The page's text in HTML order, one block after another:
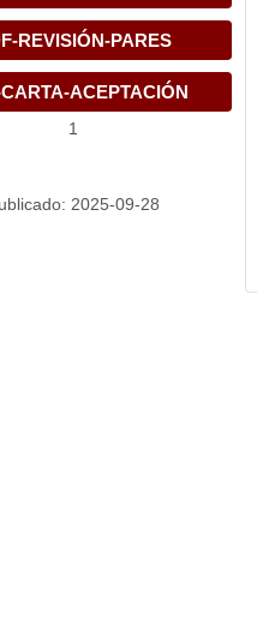
REVISIÓN-PARES
ACEPTACIÓN
1
2025-09-28